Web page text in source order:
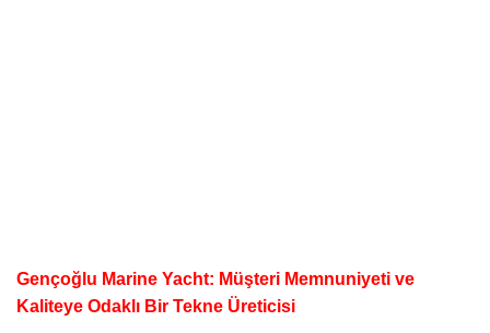
Gençoğlu Marine Yacht: Müşteri Memnuniyeti ve
Kaliteye Odaklı Bir Tekne Üreticisi